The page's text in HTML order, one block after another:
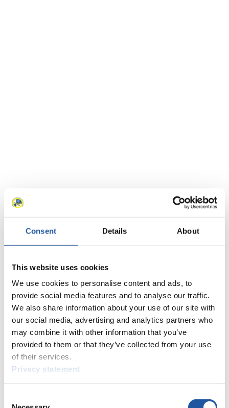
Consent Details About
This website uses cookies
We use cookies to personalise content and ads, to
provide social media features and to analyse our traffic.
We also share information about your use of our site with
our social media, advertising and analytics partners who
may combine it with other information that you’ve
provided to them or that they’ve collected from your use
of their services.
Privacy statement